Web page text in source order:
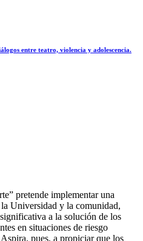
entre teatro, violencia y adolescencia.
pretende implementar una
Universidad y la comunidad,
a la solución de los
en situaciones de riesgo
pues, a propiciar que los